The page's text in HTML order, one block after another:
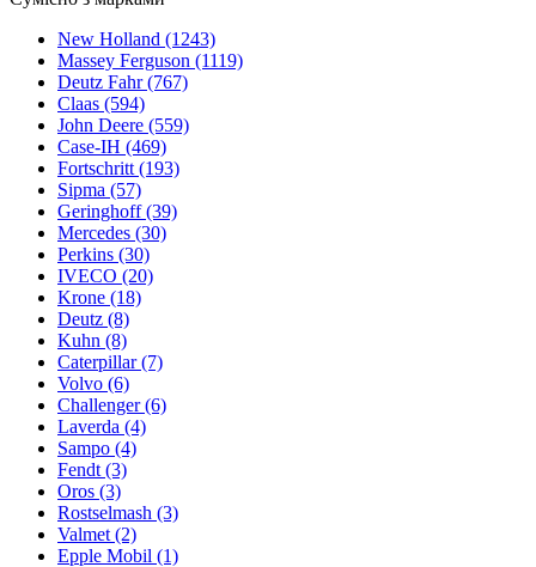
New Holland (1243)
Massey Ferguson (1119)
Deutz Fahr (767)
Claas (594)
John Deere (559)
Case-IH (469)
Fortschritt (193)
Sipma (57)
Geringhoff (39)
Mercedes (30)
Perkins (30)
IVECO (20)
Krone (18)
Deutz (8)
Kuhn (8)
Caterpillar (7)
Volvo (6)
Challenger (6)
Laverda (4)
Sampo (4)
Fendt (3)
Oros (3)
Rostselmash (3)
Valmet (2)
Epple Mobil (1)